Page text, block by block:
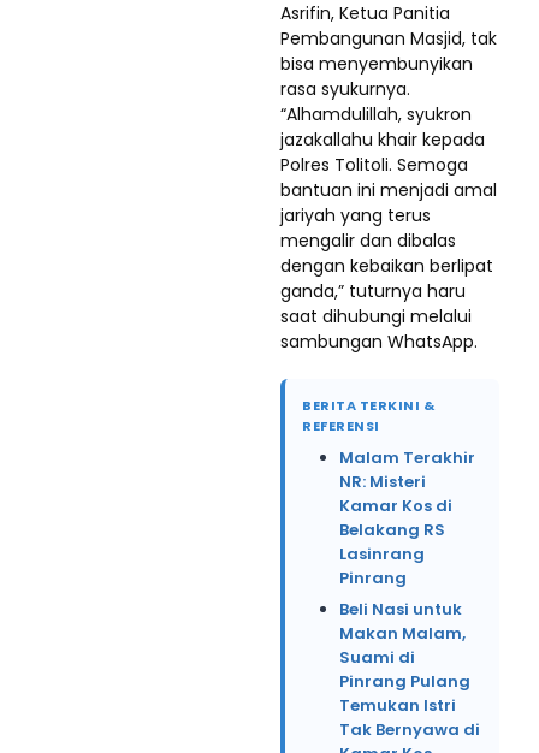
Asrifin, Ketua Panitia
Pembangunan Masjid, tak
bisa menyembunyikan
rasa syukurnya.
“Alhamdulillah, syukron
jazakallahu khair kepada
Polres Tolitoli. Semoga
bantuan ini menjadi amal
jariyah yang terus
mengalir dan dibalas
dengan kebaikan berlipat
ganda,” tuturnya haru
saat dihubungi melalui
sambungan WhatsApp.
BERITA TERKINI &
REFERENSI
Malam Terakhir
NR: Misteri
Kamar Kos di
Belakang RS
Lasinrang
Pinrang
Beli Nasi untuk
Makan Malam,
Suami di
Pinrang Pulang
Temukan Istri
Tak Bernyawa di